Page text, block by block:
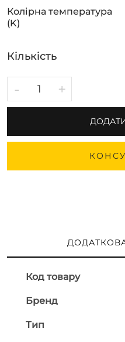
Колірна температура
(K)
Кількість
- +
Код товару
Бренд
Тип